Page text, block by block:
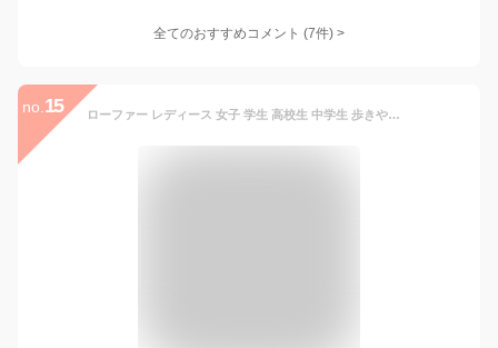
全てのおすすめコメント (7件) >
no. 15 ローファー レディース 女子 学生 高校生 中学生 歩きやすい 疲れない 柔らかい 痛くない 黒 茶色 通学 靴